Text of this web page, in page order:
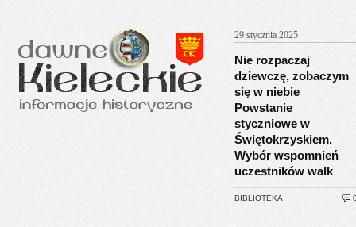
29 stycznia 2025
Nie rozpaczaj
dziewczę, zobaczym
się w niebie
Powstanie
styczniowe w
Świętokrzyskiem.
Wybór wspomnień
uczestników walk
BIBLIOTEKA